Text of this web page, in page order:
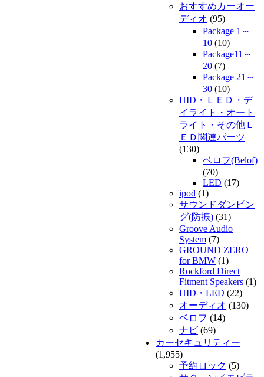
おすすめカーオー
ディオ (95)
Package 1～
10 (10)
Package11～
20 (7)
Package 21～
30 (10)
HID・ＬＥＤ・デ
イライト・オート
ライト・その他Ｌ
ＥＤ関連パーツ
(130)
ベロフ(Belof)
(70)
LED (17)
ipod (1)
サウンドダンピン
グ(防振) (31)
Groove Audio
System (7)
GROUND ZERO
for BMW (1)
Rockford Direct
Fitment Speakers (1)
HID・LED (22)
オーディオ (130)
ベロフ (14)
ナビ (69)
カーセキュリティー
(1,955)
予約ロック (5)